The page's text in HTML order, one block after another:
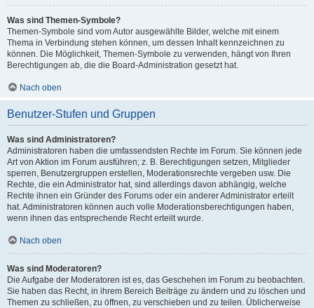
Was sind Themen-Symbole?
Themen-Symbole sind vom Autor ausgewählte Bilder, welche mit einem
Thema in Verbindung stehen können, um dessen Inhalt kennzeichnen zu
können. Die Möglichkeit, Themen-Symbole zu verwenden, hängt von Ihren
Berechtigungen ab, die die Board-Administration gesetzt hat.
Nach oben
Benutzer-Stufen und Gruppen
Was sind Administratoren?
Administratoren haben die umfassendsten Rechte im Forum. Sie können jede
Art von Aktion im Forum ausführen; z. B. Berechtigungen setzen, Mitglieder
sperren, Benutzergruppen erstellen, Moderationsrechte vergeben usw. Die
Rechte, die ein Administrator hat, sind allerdings davon abhängig, welche
Rechte ihnen ein Gründer des Forums oder ein anderer Administrator erteilt
hat. Administratoren können auch volle Moderationsberechtigungen haben,
wenn ihnen das entsprechende Recht erteilt wurde.
Nach oben
Was sind Moderatoren?
Die Aufgabe der Moderatoren ist es, das Geschehen im Forum zu beobachten.
Sie haben das Recht, in ihrem Bereich Beiträge zu ändern und zu löschen und
Themen zu schließen, zu öffnen, zu verschieben und zu teilen. Üblicherweise